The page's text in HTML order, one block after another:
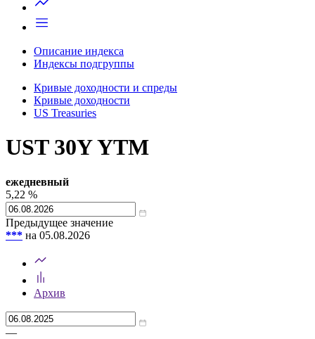
Описание индекса
Индексы подгруппы
Кривые доходности и спреды
Кривые доходности
US Treasuries
UST 30Y YTM
ежедневный
5,22 %
Предыдущее значение
*** на 05.08.2026
Архив
—